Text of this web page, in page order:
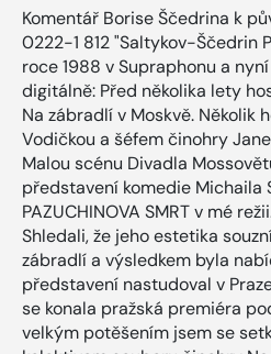
Komentář Borise Ščedrina k
0222-1 812 "Saltykov-Ščedrin
roce 1988 v Supraphonu a
digitálně: Před několika lety
Na zábradlí v Moskvě. Několik
Vodičkou a šéfem činohry
Malou scénu Divadla
představení komedie Michaila
PAZUCHINOVA SMRT v mé
Shledali, že jeho estetika
zábradlí a výsledkem byla
představení nastudoval v
se konala pražská premiéra
velkým potěšením jsem se